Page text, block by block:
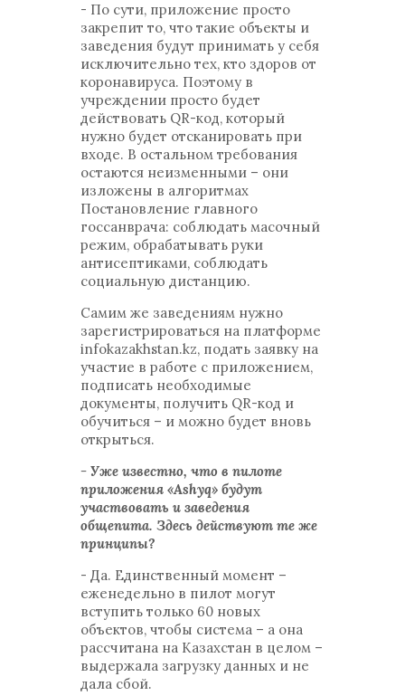
- По сути, приложение просто
закрепит то, что такие объекты и
заведения будут принимать у себя
исключительно тех, кто здоров от
коронавируса. Поэтому в
учреждении просто будет
действовать QR-код, который
нужно будет отсканировать при
входе. В остальном требования
остаются неизменными – они
изложены в алгоритмах
Постановление главного
госсанврача: соблюдать масочный
режим, обрабатывать руки
антисептиками, соблюдать
социальную дистанцию.
Самим же заведениям нужно
зарегистрироваться на платформе
infokazakhstan.kz, подать заявку на
участие в работе с приложением,
подписать необходимые
документы, получить QR-код и
обучиться – и можно будет вновь
открыться.
- Уже известно, что в пилоте
приложения «Ashyq» будут
участвовать и заведения
общепита. Здесь действуют те же
принципы?
- Да. Единственный момент –
еженедельно в пилот могут
вступить только 60 новых
объектов, чтобы система – а она
рассчитана на Казахстан в целом –
выдержала загрузку данных и не
дала сбой.